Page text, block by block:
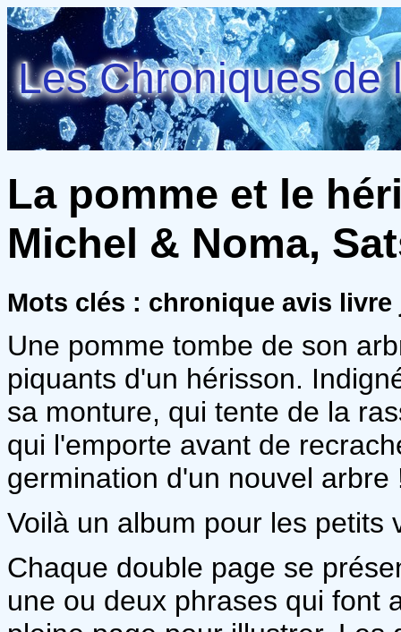
Les Chroniques de
La pomme et le
Michel & Noma,
Mots clés : chronique avis
Une pomme tombe de son
piquants d'un hérisson.
sa monture, qui tente de la
qui l'emporte avant de
germination d'un nouvel arbre
Voilà un album pour les petits
Chaque double page se
une ou deux phrases qui font